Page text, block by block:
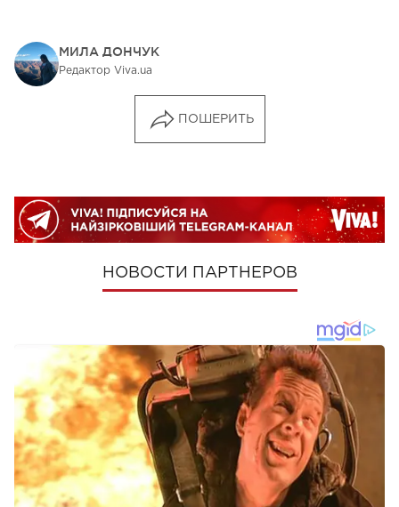
МИЛА ДОНЧУК
Редактор Viva.ua
ПОШЕРИТЬ
НОВОСТИ ПАРТНЕРОВ